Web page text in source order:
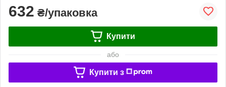
632 ₴/упаковка
Купити
або
Купити з